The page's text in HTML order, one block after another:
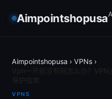
Aimpointshopusa
Aimpointshopusa › VPNs ›
VPNS